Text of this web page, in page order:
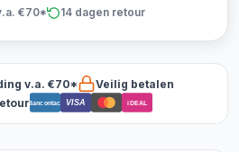
€70* 14 dagen retour
v.a. €70*
Veilig betalen
Bancontact VISA iDEAL